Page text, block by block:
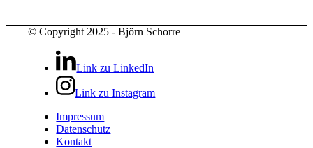
© Copyright 2025 - Björn Schorre
Link zu LinkedIn
Link zu Instagram
Impressum
Datenschutz
Kontakt